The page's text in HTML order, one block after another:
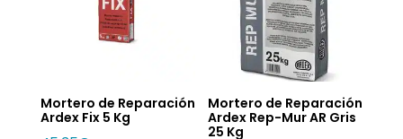
Mortero de Reparación
Ardex Fix 5 Kg
Mortero de Reparación
Ardex Rep-Mur AR Gris
25 Kg